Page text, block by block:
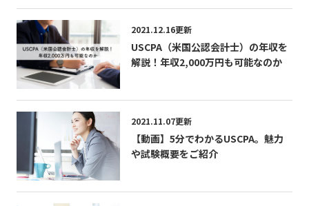
2021.12.16更新
USCPA（米国公認会計士）の年収を
解説！年収2,000万円も可能なのか
2021.11.07更新
【動画】5分でわかるUSCPA。魅力
や試験概要をご紹介